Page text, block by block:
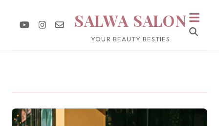
SALWA SALON
YOUR BEAUTY BESTIES